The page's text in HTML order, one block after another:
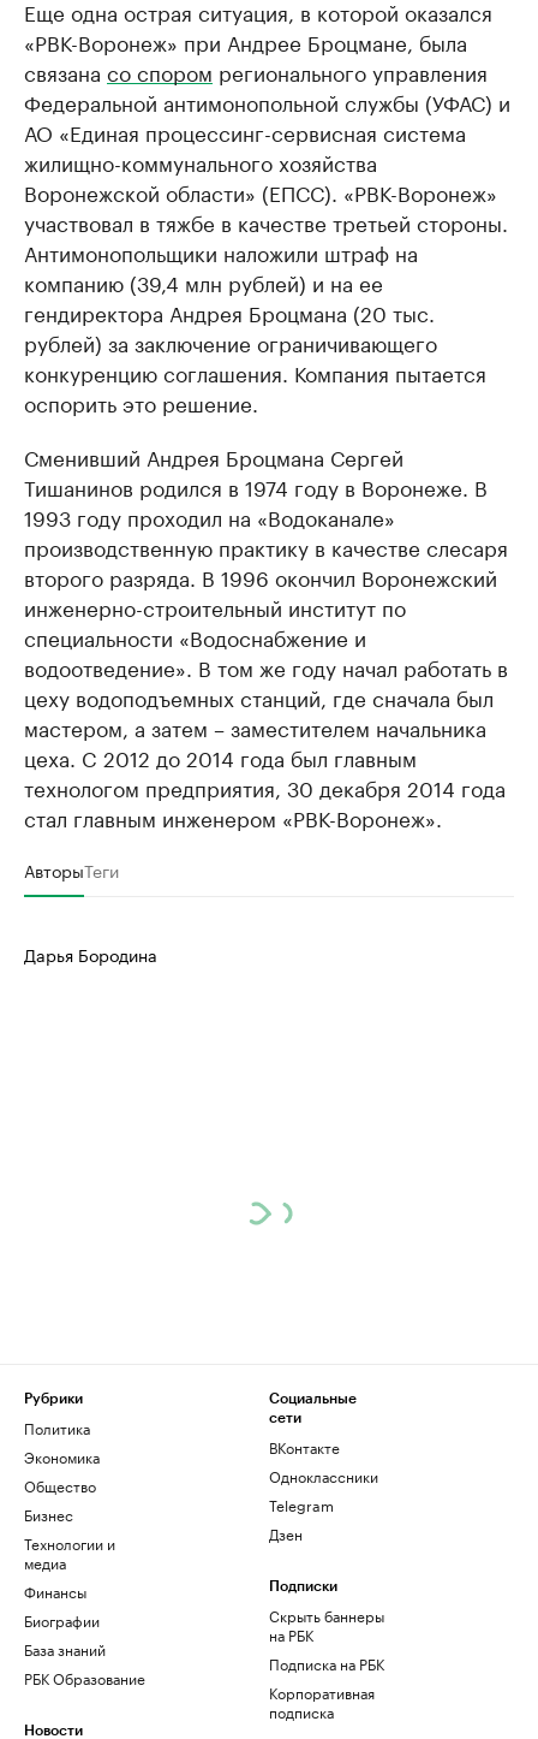
Еще одна острая ситуация, в которой оказался
«РВК-Воронеж» при Андрее Броцмане, была
связана со спором регионального управления
Федеральной антимонопольной службы (УФАС) и
АО «Единая процессинг-сервисная система
жилищно-коммунального хозяйства
Воронежской области» (ЕПСС). «РВК-Воронеж»
участвовал в тяжбе в качестве третьей стороны.
Антимонопольщики наложили штраф на
компанию (39,4 млн рублей) и на ее
гендиректора Андрея Броцмана (20 тыс.
рублей) за заключение ограничивающего
конкуренцию соглашения. Компания пытается
оспорить это решение.
Сменивший Андрея Броцмана Сергей
Тишанинов родился в 1974 году в Воронеже. В
1993 году проходил на «Водоканале»
производственную практику в качестве слесаря
второго разряда. В 1996 окончил Воронежский
инженерно-строительный институт по
специальности «Водоснабжение и
водоотведение». В том же году начал работать в
цеху водоподъемных станций, где сначала был
мастером, а затем – заместителем начальника
цеха. C 2012 до 2014 года был главным
технологом предприятия, 30 декабря 2014 года
стал главным инженером «РВК-Воронеж».
АвторыТеги
Дарья Бородина
Рубрики
Политика
Экономика
Общество
Бизнес
Технологии и
медиа
Финансы
Биографии
База знаний
РБК Образование
Новости
Социальные
сети
ВКонтакте
Одноклассники
Telegram
Дзен
Подписки
Скрыть баннеры
на РБК
Подписка на РБК
Корпоративная
подписка